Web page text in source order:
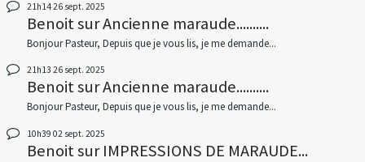
21h1426 sept. 2025
BenoitsurAncienne maraude..........
Bonjour Pasteur, Depuis que je vous lis, je me demande...
21h13 26 sept. 2025
BenoitsurAncienne maraude..........
Bonjour Pasteur, Depuis que je vous lis, je me demande...
10h39 02 sept. 2025
BenoitsurIMPRESSIONS DE MARAUDE...